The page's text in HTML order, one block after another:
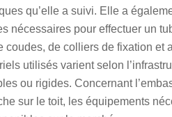
qu’elle a suivi. Elle a
nécessaires pour effectuer un
coudes, de colliers de fixation et
utilisés varient selon
ou rigides. Concernant
sur le toit, les équipements